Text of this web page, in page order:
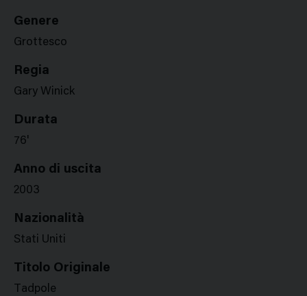
Genere
Grottesco
Regia
Gary Winick
Durata
76'
Anno di uscita
2003
Nazionalità
Stati Uniti
Titolo Originale
Tadpole